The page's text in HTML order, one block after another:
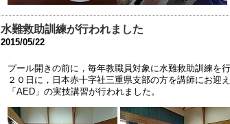
「夏祭り」の中止について
2018年7月27日 11:06
2018年度 夏祭りについてのお知らせ
2018年7月26日 09:25
平成30年度 学校見学会について
水難救助訓練が行われました
2015/05/22
プール開きの前に，毎年教職員対象に水難救助訓練を
２０日に，日本赤十字社三重県支部の方を講師にお迎
「AED」の実技講習が行われました。